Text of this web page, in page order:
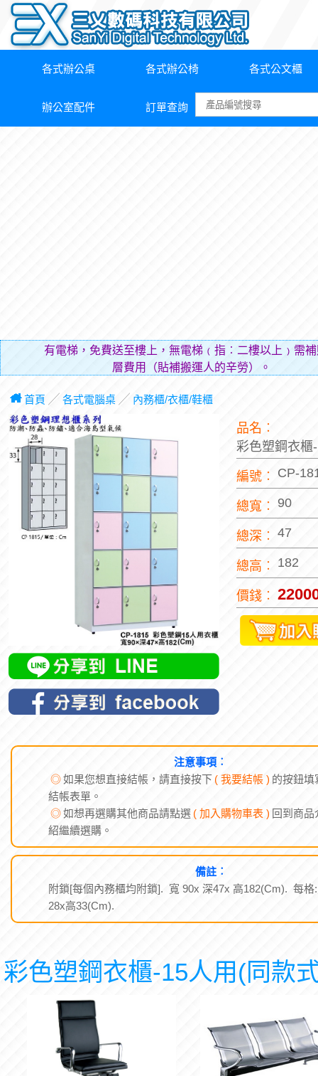
各式辦公桌 各式辦公椅 各式公文櫃
辦公室配件 訂單查詢
有電梯，免費送至樓上，無電梯﹙指︰二樓以上﹚需
層費用（貼補搬運人的辛勞）。
首頁 ╱ 各式電腦桌╱ 內務櫃/衣櫃/鞋櫃
品名︰
彩色塑鋼衣
編號︰ CP-
總寬︰ 90
總深︰ 47
總高︰ 182
價錢︰
注意事項︰
◎如果您想直接結帳，請直接按下 ( 我要結帳 ) 的按鈕填
結帳表單。
◎如想再選購其他商品請點選 ( 加入購物車表 ) 回到商品
紹繼續選購。
備註︰
附鎖[每個內務櫃均附鎖]. 寬 90x 深47x 高182(Cm). 每格
28x高33(Cm).
彩色塑鋼衣櫃-15人用(同款